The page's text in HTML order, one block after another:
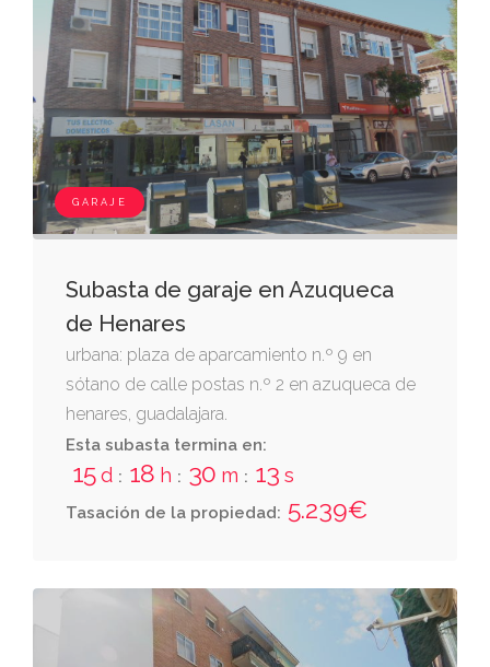
GARAJE
Subasta de garaje en Azuqueca
de Henares
urbana: plaza de aparcamiento n.º 9 en
sótano de calle postas n.º 2 en azuqueca de
henares, guadalajara.
Esta subasta termina en:
15d : 18 h : 30 m : 13 s
Tasación de la propiedad: 5.239€